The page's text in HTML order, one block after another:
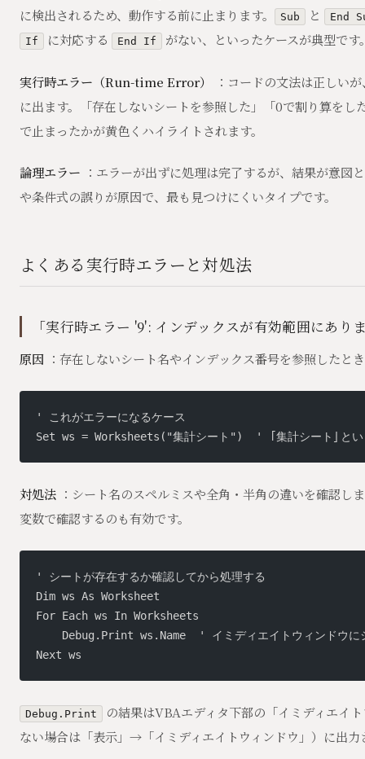
に検出されるため、動作する前に止まります。
Sub と
End
If
に対応する End If がない、といったケースが典型です
実行時エラー（Run-time Error）
：コードの文法は正しい
に出ます。「存在しないシートを参照した」「0で割り算をし
で止まったかが黄色くハイライトされます。
論理エラー ：エラーが出ずに処理は完了するが、結果が意図
や条件式の誤りが原因で、最も見つけにくいタイプです。
よくある実行時エラーと対処法
「実行時エラー '9': インデックスが有効範囲にあり
原因 ：存在しないシート名やインデックス番号を参照したと
' これがエラーになるケース
Set ws = Worksheets("集計シート")  ' 「集計シート」とい
対処法 ：シート名のスペルミスや全角・半角の違いを確認し
変数で確認するのも有効です。
' シートが存在するか確認してから処理する
Dim ws As Worksheet
For Each ws In Worksheets
Debug.Print ws.Name  ' イミディエイトウィンドウに
Next ws
Debug.Print
の結果はVBAエディタ下部の「イミディエイ
ない場合は「表示」→「イミディエイトウィンドウ」）に出力